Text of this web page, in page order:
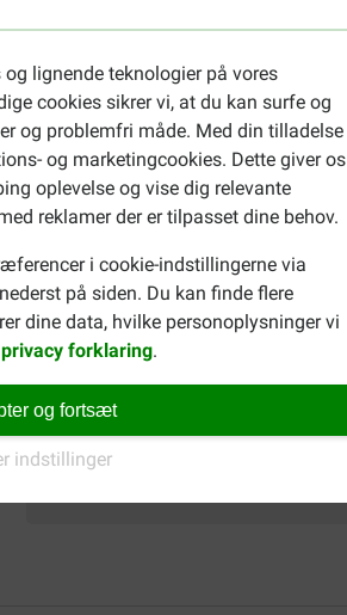
lignende teknologier på vores
cookies sikrer vi, at du kan surfe og
og problemfri måde. Med din tilladelse
og marketingcookies. Dette giver os
oplevelse og vise dig relevante
reklamer der er tilpasset dine behov.
i cookie-indstillingerne via
på siden. Du kan finde flere
dine data, hvilke personoplysninger vi
privacy forklaring.
og fortsæt
indstillinger